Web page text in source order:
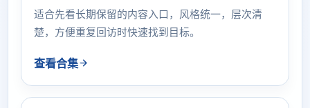
适合先看长期保留的内容入口，风格统一，层次清
楚，方便重复回访时快速找到目标。
查看合集